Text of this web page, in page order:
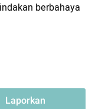
berbahaya
Laporkan